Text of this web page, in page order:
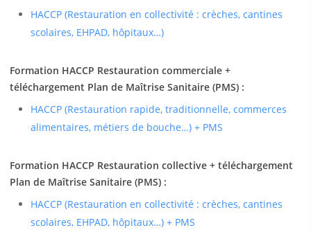
HACCP (Restauration en collectivité : crèches, cantines
scolaires, EHPAD, hôpitaux…)
Formation HACCP Restauration commerciale +
téléchargement Plan de Maîtrise Sanitaire (PMS) :
HACCP (Restauration rapide, traditionnelle, commerces
alimentaires, métiers de bouche…) + PMS
Formation HACCP Restauration collective + téléchargement
Plan de Maîtrise Sanitaire (PMS) :
HACCP (Restauration en collectivité : crèches, cantines
scolaires, EHPAD, hôpitaux…) + PMS